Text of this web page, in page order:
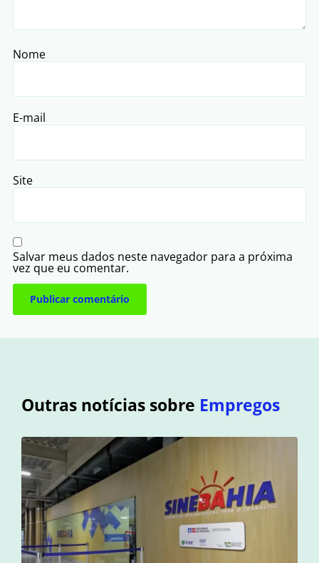
Nome
E-mail
Site
Salvar meus dados neste navegador para a próxima
vez que eu comentar.
Outras notícias sobre Empregos